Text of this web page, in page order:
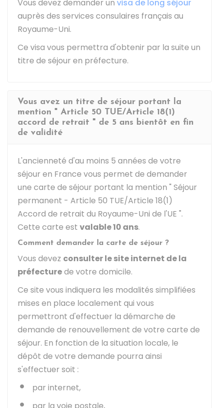
Vous devez demander un visa de long séjour
auprès des services consulaires français au
Royaume-Uni.
Ce visa vous permettra d'obtenir par la suite un
titre de séjour en préfecture.
Vous avez un titre de séjour portant la
mention " Article 50 TUE/Article 18(1)
accord de retrait " de 5 ans bientôt en fin
de validité
L'ancienneté d'au moins 5 années de votre
séjour en France vous permet de demander
une carte de séjour portant la mention " Séjour
permanent - Article 50 TUE/Article 18(1)
Accord de retrait du Royaume-Uni de l'UE ".
Cette carte est valable 10 ans.
Comment demander la carte de séjour ?
Vous devez consulter le site internet de la
préfecturede votre domicile.
Ce site vous indiquera les modalités simplifiées
mises en place localement qui vous
permettront d'effectuer la démarche de
demande de renouvellement de votre carte de
séjour. En fonction de la situation locale, le
dépôt de votre demande pourra ainsi
s'effectuer soit :
par internet,